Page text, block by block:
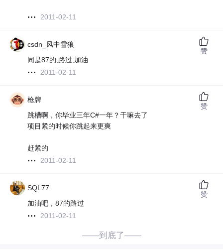
2011-02-11
csdn_风中雪狼
同是87的,路过,加油
2011-02-11
赞
枪牌
跳槽啊，你毕业三年C#一年？干嘛去了
项目紧的时候你跳起来更爽
赶紧的
2011-02-11
赞
SQL77
加油吧，87的路过
2011-02-11
赞
——到底了——